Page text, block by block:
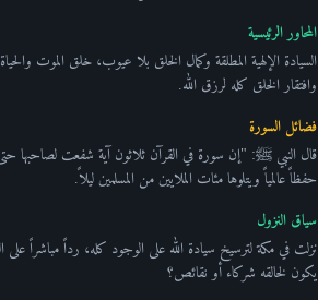
المحاور الرئيسية
السيادة الإلهية المطلقة وكمال الخلق بلا عيوب، خلق الموت
وافتقار الخلق كله لرزق الله.
فضائل السورة
قال النبي ﷺ: "إن سورة في القرآن ثلاثون آية شفعت لصاحبها
حفظاً عالمياً ويتلوها مئات الملايين من المسلمين ليلاً.
سياق النزول
نزلت في مكة لترسيخ سيادة الله على الوجود كله، رداً مباشراً على
يكون لخالقه شركاء أو نقائص؟